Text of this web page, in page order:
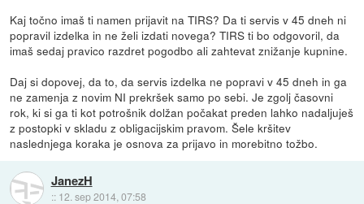
Kaj točno imaš ti namen prijavit na TIRS? Da ti servis v 45 dneh ni
popravil izdelka in ne želi izdati novega? TIRS ti bo odgovoril, da
imaš sedaj pravico razdret pogodbo ali zahtevat znižanje kupnine.
Daj si dopovej, da to, da servis izdelka ne popravi v 45 dneh in ga
ne zamenja z novim NI prekršek samo po sebi. Je zgolj časovni
rok, ki si ga ti kot potrošnik dolžan počakat preden lahko nadaljuješ
z postopki v skladu z obligacijskim pravom. Šele kršitev
naslednjega koraka je osnova za prijavo in morebitno tožbo.
JanezH
:: 12. sep 2014, 07:58